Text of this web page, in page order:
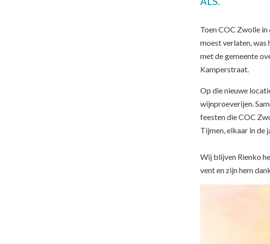
Toen COC Zwolle
moest verlaten,
met de gemeente
Kamperstraat.
Op die nieuwe
wijnproeverijen.
feesten die COC
Tijmen, elkaar in de
Wij blijven Rienko
vent en zijn hem